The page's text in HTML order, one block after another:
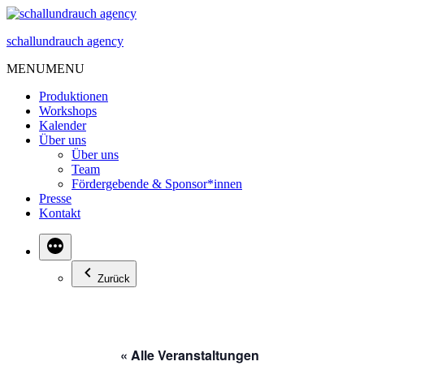
Zum
springen
schallundrauch agency
MENUMENU
Produktionen
Workshops
Kalender
Über uns
Über uns
Team
Fördergebende & Sponsor*innen
Presse
Kontakt
Zurück
« Alle Veranstaltungen